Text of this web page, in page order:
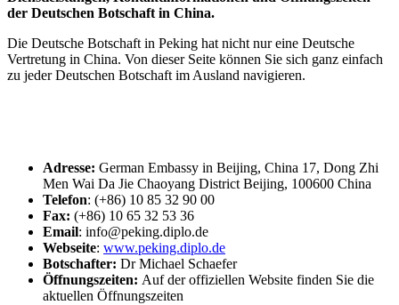
der Deutschen Botschaft in China.
Die Deutsche Botschaft in Peking hat nicht nur eine Deutsche
Vertretung in China. Von dieser Seite können Sie sich ganz einfach
zu jeder Deutschen Botschaft im Ausland navigieren.
Adresse: German Embassy in Beijing, China 17, Dong Zhi
Men Wai Da Jie Chaoyang District Beijing, 100600 China
Telefon: (+86) 10 85 32 90 00
Fax: (+86) 10 65 32 53 36
Email: info@peking.diplo.de
Webseite: www.peking.diplo.de
Botschafter: Dr Michael Schaefer
Öffnungszeiten: Auf der offiziellen Website finden Sie die
aktuellen Öffnungszeiten